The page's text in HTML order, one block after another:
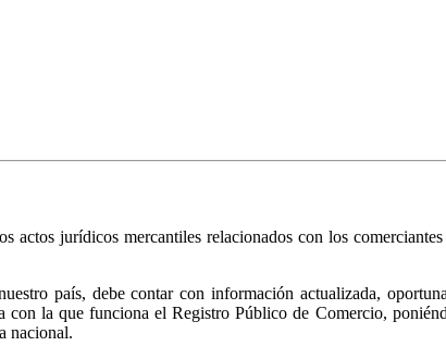
jurídicos mercantiles relacionados con los
país, debe contar con información actualizada,
la que funciona el Registro Público de Comercio,
nacional.